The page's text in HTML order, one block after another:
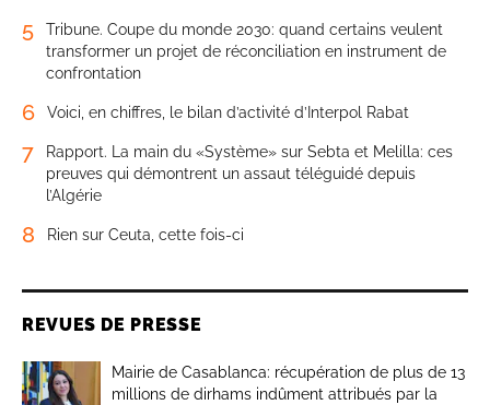
5
Tribune. Coupe du monde 2030: quand certains veulent
transformer un projet de réconciliation en instrument de
confrontation
6 Voici, en chiffres, le bilan d’activité d’Interpol Rabat
7
Rapport. La main du «Système» sur Sebta et Melilla: ces
preuves qui démontrent un assaut téléguidé depuis
l’Algérie
8 Rien sur Ceuta, cette fois-ci
REVUES DE PRESSE
Mairie de Casablanca: récupération de plus de 13
millions de dirhams indûment attribués par la